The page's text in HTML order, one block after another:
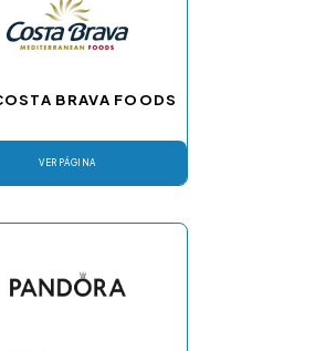
VER PÁGINA
BRAVA FOODS